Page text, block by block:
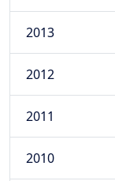
2013
2012
2011
2010